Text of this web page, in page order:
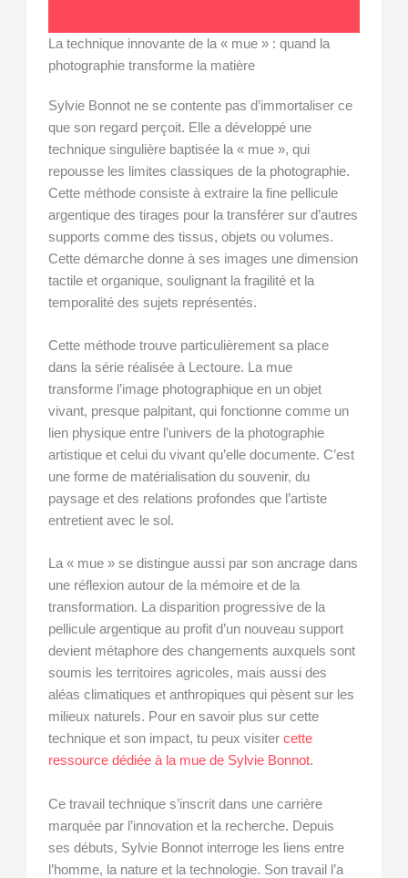
La technique innovante de la « mue » : quand la
photographie transforme la matière
Sylvie Bonnot ne se contente pas d’immortaliser ce
que son regard perçoit. Elle a développé une
technique singulière baptisée la « mue », qui
repousse les limites classiques de la photographie.
Cette méthode consiste à extraire la fine pellicule
argentique des tirages pour la transférer sur d’autres
supports comme des tissus, objets ou volumes.
Cette démarche donne à ses images une dimension
tactile et organique, soulignant la fragilité et la
temporalité des sujets représentés.
Cette méthode trouve particulièrement sa place
dans la série réalisée à Lectoure. La mue
transforme l’image photographique en un objet
vivant, presque palpitant, qui fonctionne comme un
lien physique entre l’univers de la photographie
artistique et celui du vivant qu’elle documente. C’est
une forme de matérialisation du souvenir, du
paysage et des relations profondes que l’artiste
entretient avec le sol.
La « mue » se distingue aussi par son ancrage dans
une réflexion autour de la mémoire et de la
transformation. La disparition progressive de la
pellicule argentique au profit d’un nouveau support
devient métaphore des changements auxquels sont
soumis les territoires agricoles, mais aussi des
aléas climatiques et anthropiques qui pèsent sur les
milieux naturels. Pour en savoir plus sur cette
technique et son impact, tu peux visitercette
ressource dédiée à la mue de Sylvie Bonnot.
Ce travail technique s’inscrit dans une carrière
marquée par l’innovation et la recherche. Depuis
ses débuts, Sylvie Bonnot interroge les liens entre
l’homme, la nature et la technologie. Son travail l’a